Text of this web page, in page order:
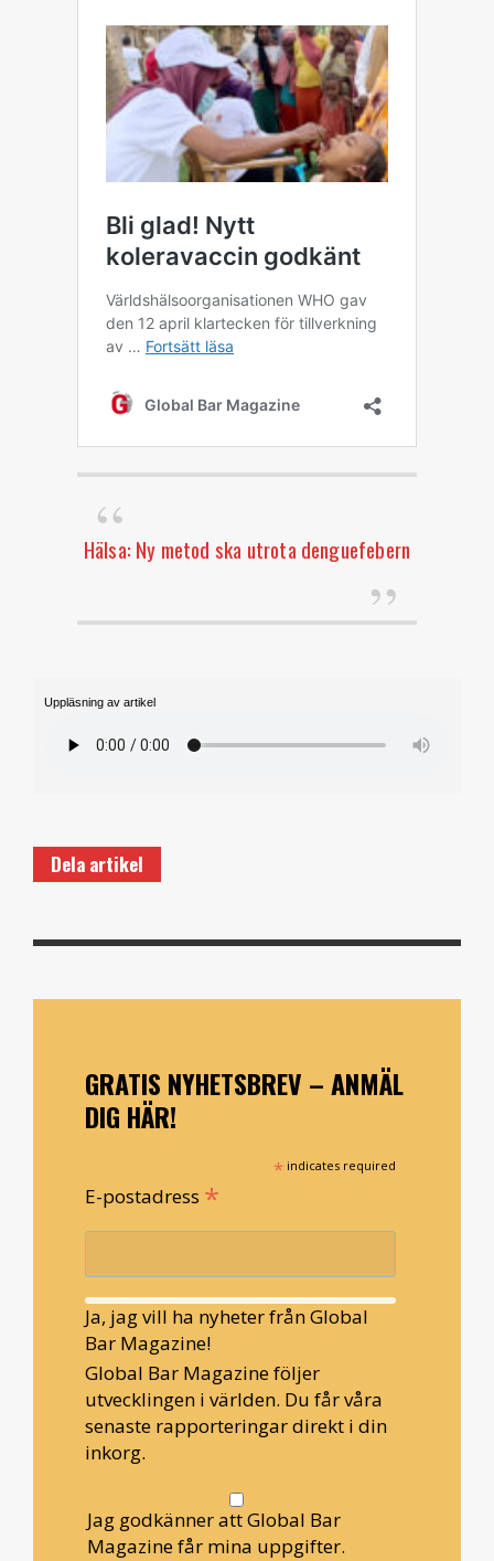
Hälsa: Ny metod ska utrota denguefebern
Uppläsning av artikel
Dela artikel
GRATIS NYHETSBREV – ANMÄL
DIG HÄR!
* indicates required
E-postadress *
Ja, jag vill ha nyheter från Global
Bar Magazine!
Global Bar Magazine följer
utvecklingen i världen. Du får våra
senaste rapporteringar direkt i din
inkorg.
Jag godkänner att Global Bar
Magazine får mina uppgifter.